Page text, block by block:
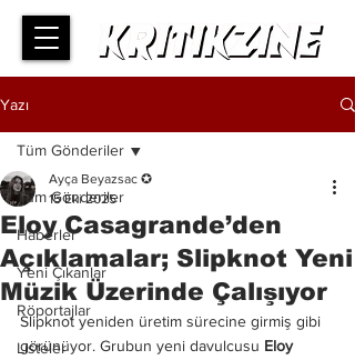
Yazı
Tüm Gönderiler
Haberler
Yeni Çıkanlar
Röportajlar
Listeler
Tüm Gönderiler
Eloy Casagrande’den
Açıklamalar; Slipknot Yeni
Müzik Üzerinde Çalışıyor
Ayça Beyazsac ✪
15 Eki 2025
Slipknot yeniden üretim sürecine girmiş gibi
görünüyor. Grubun yeni davulcusu Eloy